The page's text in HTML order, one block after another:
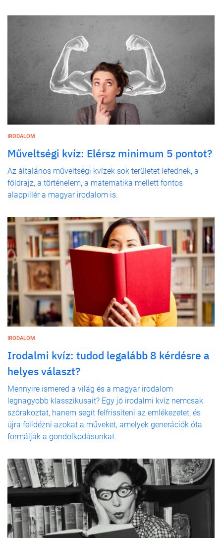
IRODALOM
Műveltségi kvíz: Elérsz minimum 5 pontot?
Az általános műveltségi kvízek sok területet lefednek, a
földrajz, a történelem, a matematika mellett fontos
alappillér a magyar irodalom is.
IRODALOM
Irodalmi kvíz: tudod legalább 8 kérdésre a
helyes választ?
Mennyire ismered a világ és a magyar irodalom
legnagyobb klasszikusait? Egy jó irodalmi kvíz nemcsak
szórakoztat, hanem segít felfrissíteni az emlékezetet, és
újra felidézni azokat a műveket, amelyek generációk óta
formálják a gondolkodásunkat.